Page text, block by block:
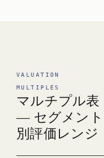
VALUATION
MULTIPLES
マルチプル表
— セグメント
別評価レンジ